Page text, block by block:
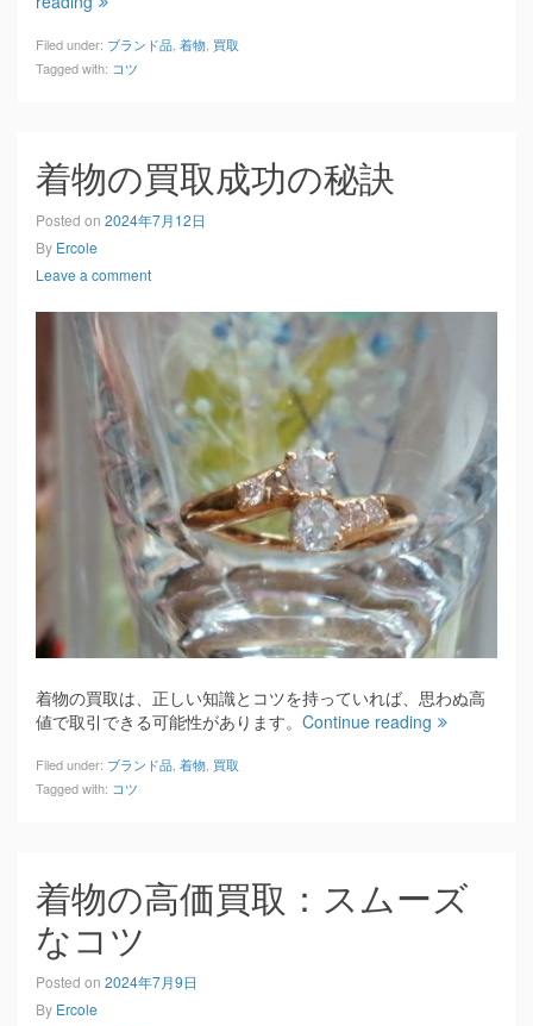
Filed under: ブランド品 着物 買取
Tagged with: コツ
着物の買取成功の秘訣
Posted on 2024年7月12日
By Ercole
Leave a comment
着物の買取は、正しい知識とコツを持っていれば、思わぬ高
値で取引できる可能性があります。 Continue reading
Filed under: ブランド品 着物 買取
Tagged with: コツ
着物の高価買取：スムーズ
なコツ
Posted on 2024年7月9日
By Ercole